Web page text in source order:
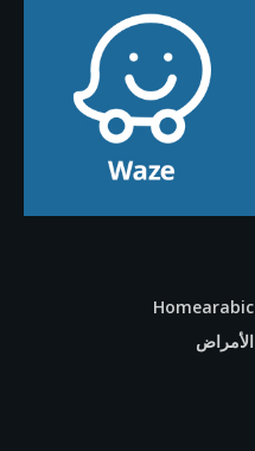
Homearabic
الأمراض